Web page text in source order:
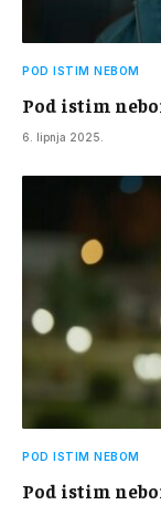
POD ISTIM NEBOM
Pod istim
6. lipnja 2025.
POD ISTIM NEBOM
Pod istim